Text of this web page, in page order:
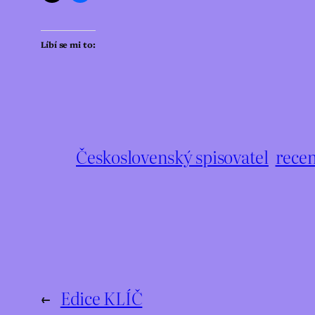
Líbí se mi to:
Československý spisovatel
← Edice KLÍČ